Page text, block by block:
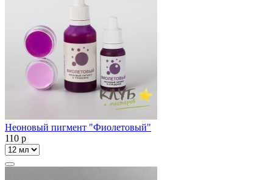
Неоновый пигмент "Фиолетовый"
110 p